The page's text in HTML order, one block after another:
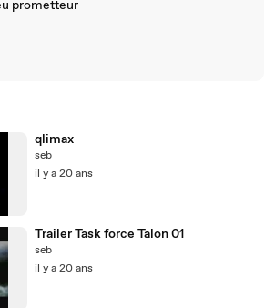
prometteur
qlimax
seb
il y a 20 ans
Trailer Task force Talon 01
seb
il y a 20 ans